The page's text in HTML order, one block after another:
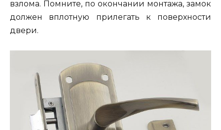
взлома. Помните, по окончании монтажа, замок
должен вплотную прилегать к поверхности
двери.